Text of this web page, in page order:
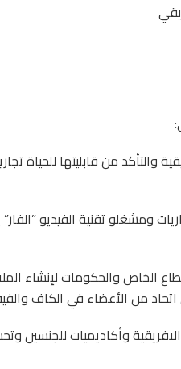
والتأكد من قابليتها للحياة
ومشغلو تقنية الفيديو
الخاص والحكومات لإنشاء
من الأعضاء في الكاف
وأكاديميات للجنسين